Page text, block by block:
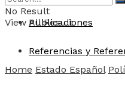
Publicaciones
Referencias y
No Result
View All Result
Home Estado Español